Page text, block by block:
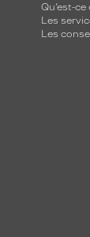
Qu’est-
Les
Les